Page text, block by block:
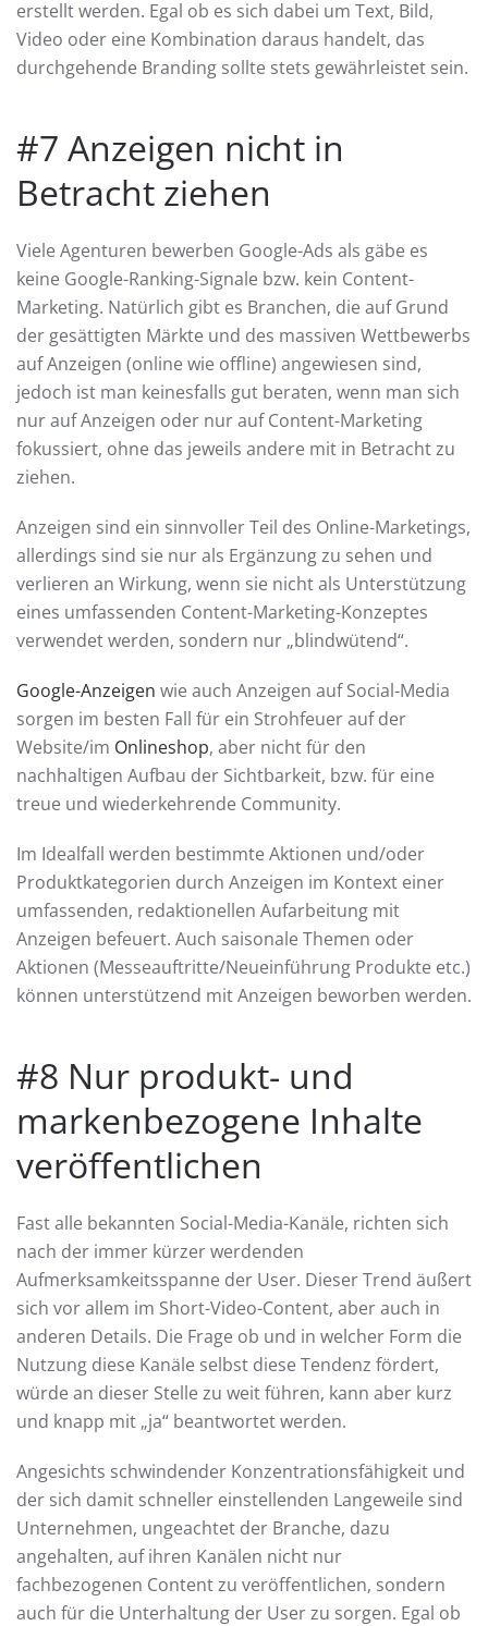
erstellt werden. Egal ob es sich dabei um Text, Bild,
Video oder eine Kombination daraus handelt, das
durchgehende Branding sollte stets gewährleistet sein.
#7 Anzeigen nicht in
Betracht ziehen
Viele Agenturen bewerben Google-Ads als gäbe es
keine Google-Ranking-Signale bzw. kein Content-
Marketing. Natürlich gibt es Branchen, die auf Grund
der gesättigten Märkte und des massiven Wettbewerbs
auf Anzeigen (online wie offline) angewiesen sind,
jedoch ist man keinesfalls gut beraten, wenn man sich
nur auf Anzeigen oder nur auf Content-Marketing
fokussiert, ohne das jeweils andere mit in Betracht zu
ziehen.
Anzeigen sind ein sinnvoller Teil des Online-Marketings,
allerdings sind sie nur als Ergänzung zu sehen und
verlieren an Wirkung, wenn sie nicht als Unterstützung
eines umfassenden Content-Marketing-Konzeptes
verwendet werden, sondern nur „blindwütend“.
Google-Anzeigen wie auch Anzeigen auf Social-Media
sorgen im besten Fall für ein Strohfeuer auf der
Website/im Onlineshop, aber nicht für den
nachhaltigen Aufbau der Sichtbarkeit, bzw. für eine
treue und wiederkehrende Community.
Im Idealfall werden bestimmte Aktionen und/oder
Produktkategorien durch Anzeigen im Kontext einer
umfassenden, redaktionellen Aufarbeitung mit
Anzeigen befeuert. Auch saisonale Themen oder
Aktionen (Messeauftritte/Neueinführung Produkte etc.)
können unterstützend mit Anzeigen beworben werden.
#8 Nur produkt- und
markenbezogene Inhalte
veröffentlichen
Fast alle bekannten Social-Media-Kanäle, richten sich
nach der immer kürzer werdenden
Aufmerksamkeitsspanne der User. Dieser Trend äußert
sich vor allem im Short-Video-Content, aber auch in
anderen Details. Die Frage ob und in welcher Form die
Nutzung diese Kanäle selbst diese Tendenz fördert,
würde an dieser Stelle zu weit führen, kann aber kurz
und knapp mit „ja“ beantwortet werden.
Angesichts schwindender Konzentrationsfähigkeit und
der sich damit schneller einstellenden Langeweile sind
Unternehmen, ungeachtet der Branche, dazu
angehalten, auf ihren Kanälen nicht nur
fachbezogenen Content zu veröffentlichen, sondern
auch für die Unterhaltung der User zu sorgen. Egal ob